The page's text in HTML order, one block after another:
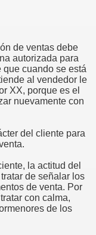
de ventas debe
autorizada para
que cuando se está
al vendedor le
XX, porque es el
nuevamente con
del cliente para
la actitud del
de señalar los
de venta. Por
con calma,
de los